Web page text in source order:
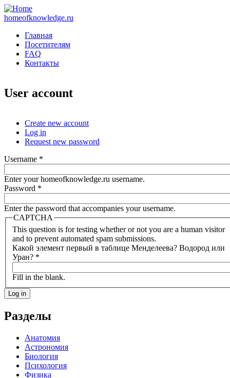
homeofknowledge.ru
Главная
Посетителям
FAQ
Контакты
User account
Primary tabs
Create new account
Log in
Request new password
Username *
Enter your homeofknowledge.ru username.
Password *
Enter the password that accompanies your username.
CAPTCHA
This question is for testing whether or not you are a human visitor
and to prevent automated spam submissions.
Какой элемент первый в таблице Менделеева? Водород или
Уран? *
Fill in the blank.
Разделы
Анатомия
Астрономия
Биология
Психология
Физика